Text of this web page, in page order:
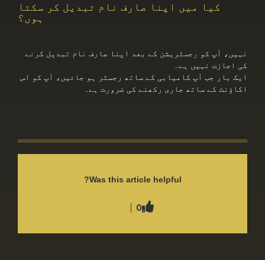
میں اپنا صارف نام تبدیل کر سکتا
کو رجسٹریشن کے بعد اپنا صارف نام تبدیل کرنے
نہیں ہے۔
آپ کامیابی کے ساتھ رجسٹر ہو جائیں، آپ کو اس
ساتھ جاری رکھنے کی ضرورت ہے۔
Was this article helpful?